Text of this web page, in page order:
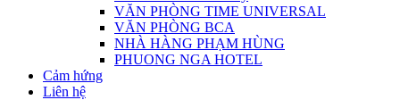
VĂN PHÒNG TIME UNIVERSAL
VĂN PHÒNG BCA
NHÀ HÀNG PHẠM HÙNG
PHUONG NGA HOTEL
Cảm hứng
Liên hệ